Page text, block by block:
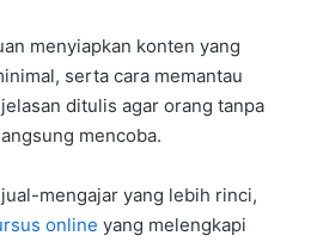
menyiapkan konten yang
serta cara memantau
ditulis agar orang tanpa
mencoba.
mengajar yang lebih rinci,
online yang melengkapi